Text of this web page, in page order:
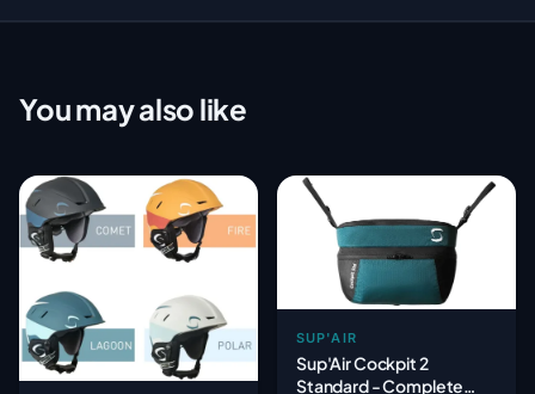
You may also like
SUP'AIR
Sup'Air Cockpit 2
Standard - Complete